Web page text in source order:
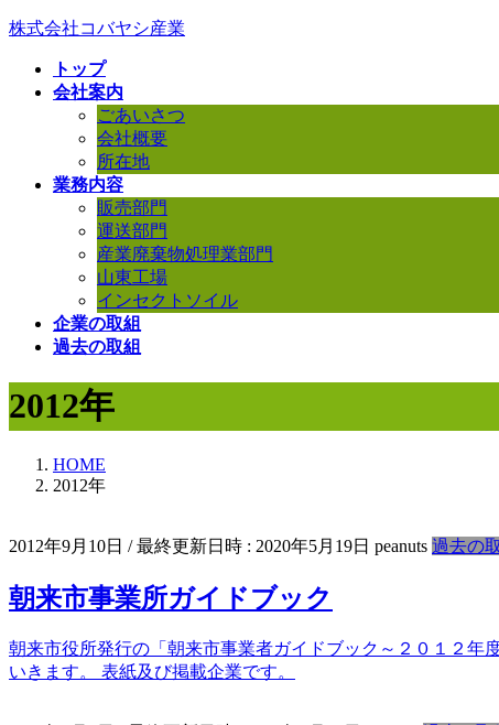
コ
ナ
株式会社コバヤシ産業
トップ
会社案内
ごあいさつ
会社概要
所在地
業務内容
販売部門
運送部門
産業廃棄物処理業部門
山東工場
インセクトソイル
企業の取組
過去の取組
2012年
HOME
2012年
2012年9月10日 / 最終更新日時 : 2020年5月19日 peanuts 過去の
朝来市事業所ガイドブック
朝来市役所発行の「朝来市事業者ガイドブック～２０１２年
いきます。 表紙及び掲載企業です。